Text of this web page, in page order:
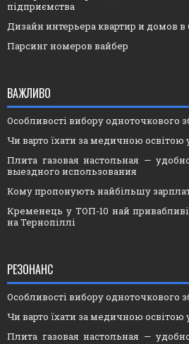
підприємства
Дизайн интерьера квартир и домов в
Парсинг номеров вайбер
ВАЖЛИВО
Особливості вибору одноточкового
Чи варто їхати за медичною освітою
Плита газовая настольная —
выездного использования
Кому пропонують найбільшу
Кременець у ТОП-10 най
на Тернопіллі
РЕЗОНАНС
Особливості вибору одноточкового
Чи варто їхати за медичною освітою
Плита газовая настольная —